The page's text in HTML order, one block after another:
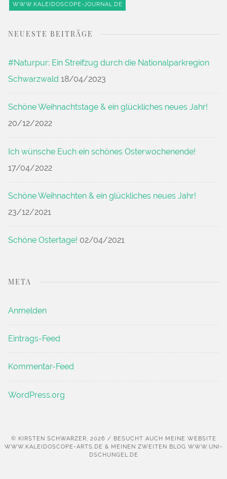
WWW.KALEIDOSCOPE-JOURNAL.DE
NEUESTE BEITRÄGE
#Naturpur: Ein Streifzug durch die Nationalparkregion
Schwarzwald 18/04/2023
Schöne Weihnachtstage & ein glückliches neues Jahr!
20/12/2022
Ich wünsche Euch ein schönes Osterwochenende!
17/04/2022
Schöne Weihnachten & ein glückliches neues Jahr!
23/12/2021
Schöne Ostertage! 02/04/2021
META
Anmelden
Eintrags-Feed
Kommentar-Feed
WordPress.org
© KIRSTEN SCHWARZER, 2026 / BESUCHT AUCH MEINE WEBSITE
WWW.KALEIDOSCOPE-ARTS.DE & MEINEN ZWEITEN BLOG WWW.UNI-
DSCHUNGEL.DE